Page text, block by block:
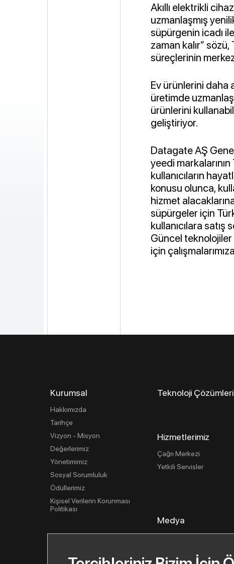
Akıllı elektrikli
uzmanlaşmış
süpürgenin icadı
zaman kalır”
süreçlerinin
Ev ürünlerini daha
üretimde
ürünlerini
geliştiriyor.
Datagate AŞ
yeedi
kullanıcıların
konusu olunca,
hizmet
süpürgeler için
kullanıcılara
Güncel
için
Kurumsal
Hakkımızda
Tarihçe
Vizyon - Misyon
Değerlerimiz
Yönetimimiz
Sosyal Sorumluluk
Ödüllerimiz
Kişisel Verilerin Korunması
Politikası
Teknoloji Çözümleri
Hizmetlerimiz
Çağrı Merkezi
Yetkili Servisler
Medya